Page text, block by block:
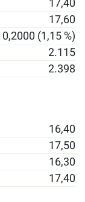
17,40
17,60
0,2000 (1,15 %)
2.115
2.398
16,40
17,50
16,30
17,40